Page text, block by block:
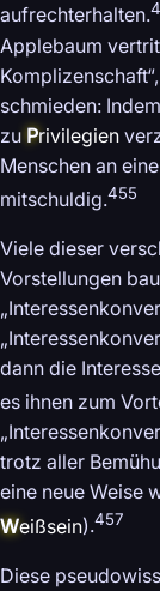
aufrechterhalten.
Applebaum
schmieden:
zu Privilegien
Menschen an
mitschuldig.455
Viele dieser
Vorstellungen
dann die
es ihnen zum
trotz aller
eine neue Weise
Weißsein).457
Diese